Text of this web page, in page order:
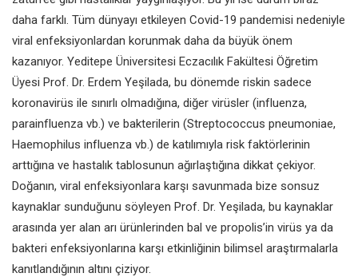
daha farklı. Tüm dünyayı etkileyen Covid-19 pandemisi nedeniyle
viral enfeksiyonlardan korunmak daha da büyük önem
kazanıyor. Yeditepe Üniversitesi Eczacılık Fakültesi Öğretim
Üyesi Prof. Dr. Erdem Yeşilada, bu dönemde riskin sadece
koronavirüs ile sınırlı olmadığına, diğer virüsler (influenza,
parainfluenza vb.) ve bakterilerin (Streptococcus pneumoniae,
Haemophilus influenza vb.) de katılımıyla risk faktörlerinin
arttığına ve hastalık tablosunun ağırlaştığına dikkat çekiyor.
Doğanın, viral enfeksiyonlara karşı savunmada bize sonsuz
kaynaklar sunduğunu söyleyen Prof. Dr. Yeşilada, bu kaynaklar
arasında yer alan arı ürünlerinden bal ve propolis’in virüs ya da
bakteri enfeksiyonlarına karşı etkinliğinin bilimsel araştırmalarla
kanıtlandığının altını çiziyor.